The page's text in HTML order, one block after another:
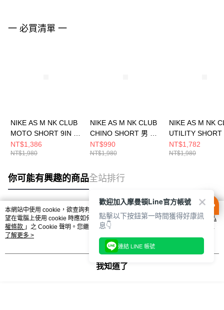
一 必買清單 一
NIKE AS M NK CLUB
MOTO SHORT 9IN 男
短褲 IB8254464
NT$1,386
NT$1,980
NIKE AS M NK CLUB
CHINO SHORT 男 短
褲 藍 FZ5773410
NT$990
NT$1,980
NIKE AS M NK
UTILITY SHORT
褲 IH5048297
NT$1,782
NT$1,980
你可能有興趣的商品全站排行
熱門標籤
本網站中使用 cookie，欲查詢有關本網站使用 cookie 方式之詳情，及若您不希
望在電腦上使用 cookie 時應如何變更電腦的 cookie 設定，請參閱本網站「
隱私
權條款 」之 Cookie 聲明。您繼續使用本網站即表示您同意本公司得按本網站使
用條款之 Cookie 聲明使用 cookie。
了解更多 >
我知道了
歡迎加入摩曼頓Line官方帳號
點擊以下按鈕第一時間獲得好康訊
息👇
連結 LINE 帳號